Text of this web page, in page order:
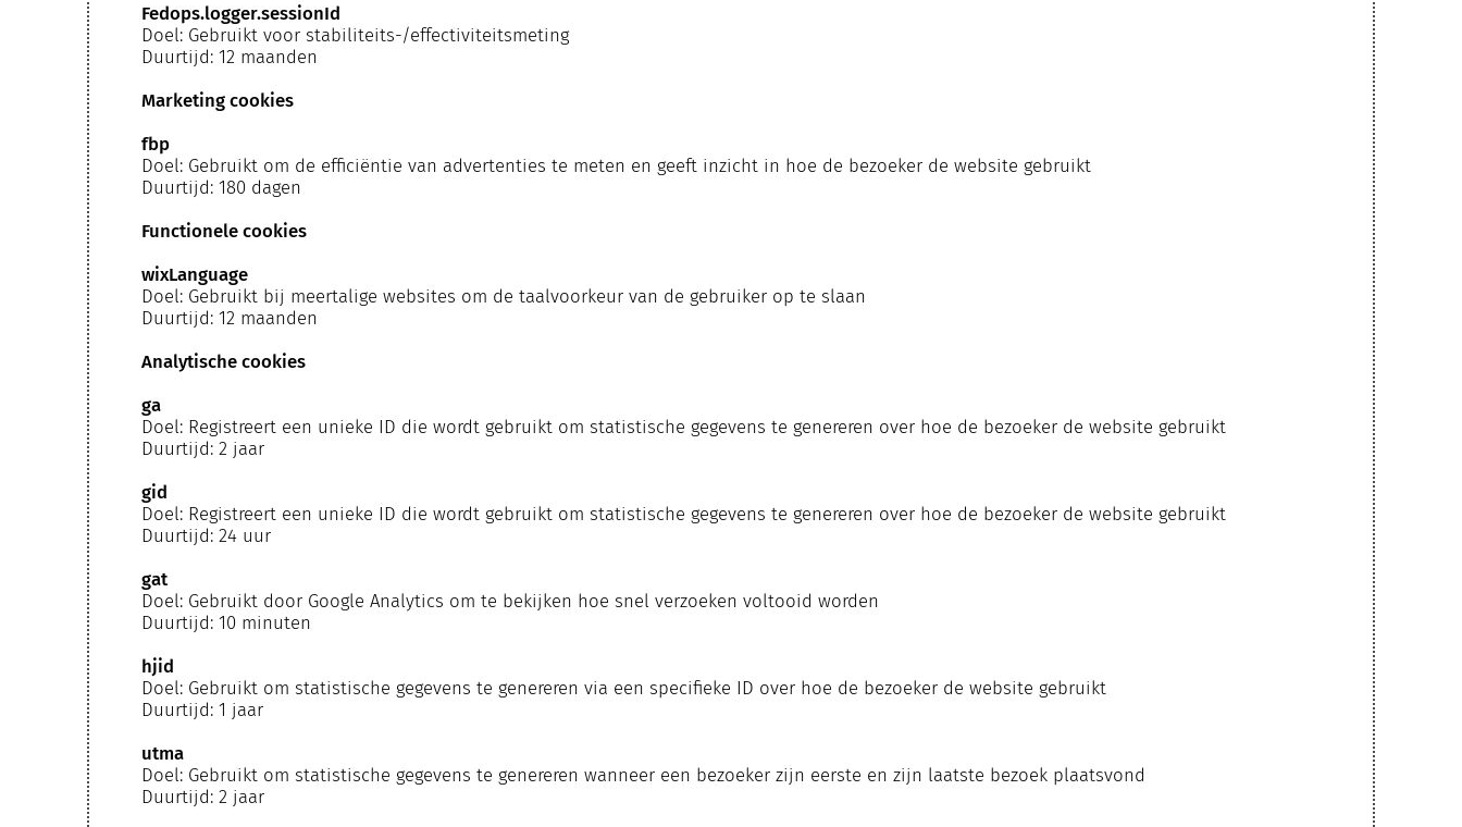
Fedops.logger.sessionId
Doel: Gebruikt voor stabiliteits-/effectiviteitsmeting
Duurtijd: 12 maanden
Marketing cookies
fbp
Doel: Gebruikt om de efficiëntie van advertenties te meten en geeft inzicht in hoe de bezoeker de website gebruikt
Duurtijd: 180 dagen
Functionele cookies
wixLanguage
Doel: Gebruikt bij meertalige websites om de taalvoorkeur van de gebruiker op te slaan
Duurtijd: 12 maanden
Analytische cookies
ga
Doel: Registreert een unieke ID die wordt gebruikt om statistische gegevens te genereren over hoe de bezoeker de website gebruikt
Duurtijd: 2 jaar
gid
Doel: Registreert een unieke ID die wordt gebruikt om statistische gegevens te genereren over hoe de bezoeker de website gebruikt
Duurtijd: 24 uur
gat
Doel: Gebruikt door Google Analytics om te bekijken hoe snel verzoeken voltooid worden
Duurtijd: 10 minuten
hjid
Doel: Gebruikt om statistische gegevens te genereren via een specifieke ID over hoe de bezoeker de website gebruikt
Duurtijd: 1 jaar
utma
Doel: Gebruikt om statistische gegevens te genereren wanneer een bezoeker zijn eerste en zijn laatste bezoek plaatsvond
Duurtijd: 2 jaar